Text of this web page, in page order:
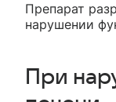
Препарат
нарушении
При